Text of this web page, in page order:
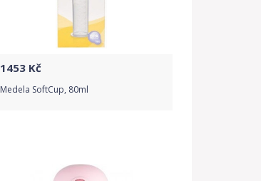
1453 Kč
Medela SoftCup, 80ml
Detail produktu